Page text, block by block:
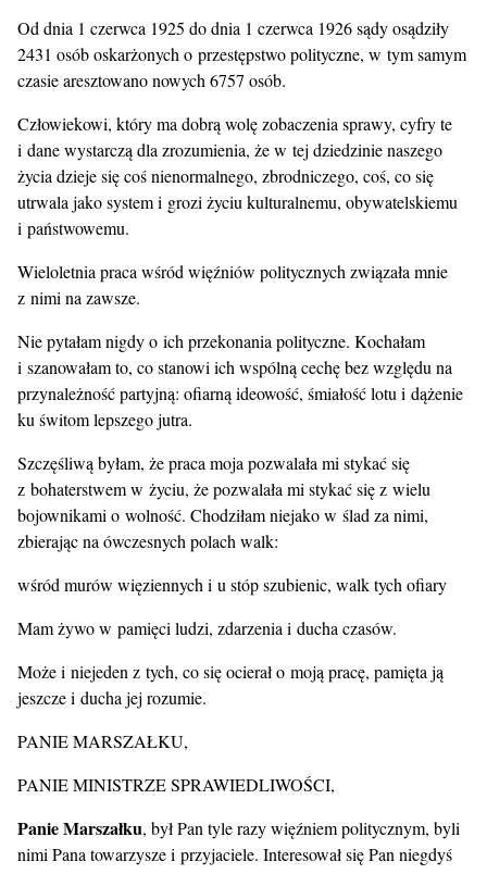
Od dnia 1 czerwca 1925 do dnia 1 czerwca 1926 sądy osądziły
2431 osób oskarżonych o przestępstwo polityczne, w tym samym
czasie aresztowano nowych 6757 osób.
Człowiekowi, który ma dobrą wolę zobaczenia sprawy, cyfry te
i dane wystarczą dla zrozumienia, że w tej dziedzinie naszego
życia dzieje się coś nienormalnego, zbrodniczego, coś, co się
utrwala jako system i grozi życiu kulturalnemu, obywatelskiemu
i państwowemu.
Wieloletnia praca wśród więźniów politycznych związała mnie
z nimi na zawsze.
Nie pytałam nigdy o ich przekonania polityczne. Kochałam
i szanowałam to, co stanowi ich wspólną cechę bez względu na
przynależność partyjną: ofiarną ideowość, śmiałość lotu i dążenie
ku świtom lepszego jutra.
Szczęśliwą byłam, że praca moja pozwalała mi stykać się
z bohaterstwem w życiu, że pozwalała mi stykać się z wielu
bojownikami o wolność. Chodziłam niejako w ślad za nimi,
zbierając na ówczesnych polach walk:
wśród murów więziennych i u stóp szubienic, walk tych ofiary
Mam żywo w pamięci ludzi, zdarzenia i ducha czasów.
Może i niejeden z tych, co się ocierał o moją pracę, pamięta ją
jeszcze i ducha jej rozumie.
PANIE MARSZAŁKU,
PANIE MINISTRZE SPRAWIEDLIWOŚCI,
Panie Marszałku, był Pan tyle razy więźniem politycznym, byli
nimi Pana towarzysze i przyjaciele. Interesował się Pan niegdyś